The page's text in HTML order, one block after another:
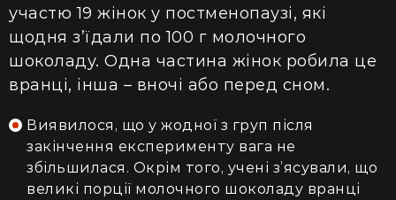
участю 19 жінок у постменопаузі, які
щодня з’їдали по 100 г молочного
шоколаду. Одна частина жінок робила це
вранці, інша – вночі або перед сном.
Виявилося, що у жодної з груп після
закінчення експерименту вага не
збільшилася. Окрім того, учені з’ясували, що
великі порції молочного шоколаду вранці